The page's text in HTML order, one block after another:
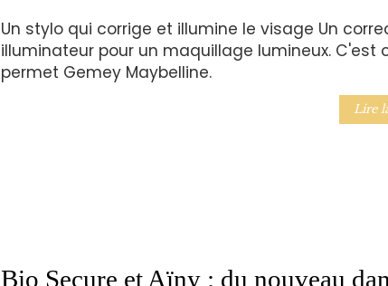
Un stylo qui corrige et illumine le visage Un
illuminateur pour un maquillage lumineux. C'est
permet Gemey Maybelline.
Lire
Bio Secure et Aïny : du nouveau